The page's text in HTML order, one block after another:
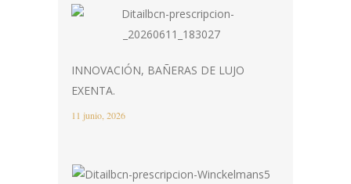
INNOVACIÓN, BAÑERAS DE LUJO
EXENTA.
11 junio, 2026